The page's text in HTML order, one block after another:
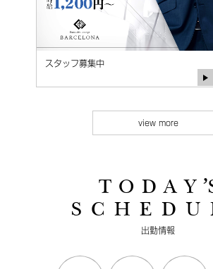
スタッフ募集中
view more
T O D A Y
S C H E D U
出勤情報